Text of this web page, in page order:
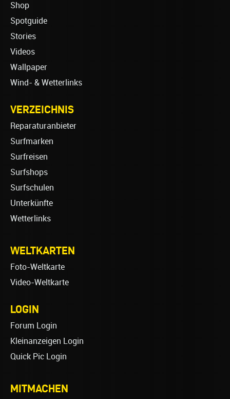
Shop
Spotguide
Stories
Videos
Wallpaper
Wind- & Wetterlinks
VERZEICHNIS
Reparaturanbieter
Surfmarken
Surfreisen
Surfshops
Surfschulen
Unterkünfte
Wetterlinks
WELTKARTEN
Foto-Weltkarte
Video-Weltkarte
LOGIN
Forum Login
Kleinanzeigen Login
Quick Pic Login
MITMACHEN